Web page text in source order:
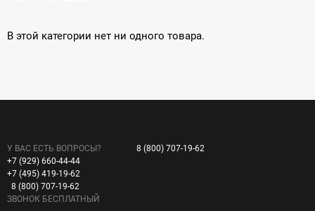
В этой категории нет ни одного товара.
У ВАС ЕСТЬ ВОПРОСЫ?
+7 (929) 660-44-44
+7 (495) 419-19-62
8 (800) 707-19-62
ЗВОНОК БЕСПЛАТНЫЙ
8 (800) 707-19-62